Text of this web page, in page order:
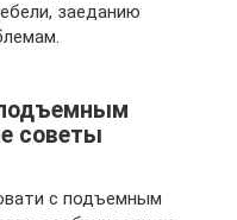
заеданию
советы
с подъемным